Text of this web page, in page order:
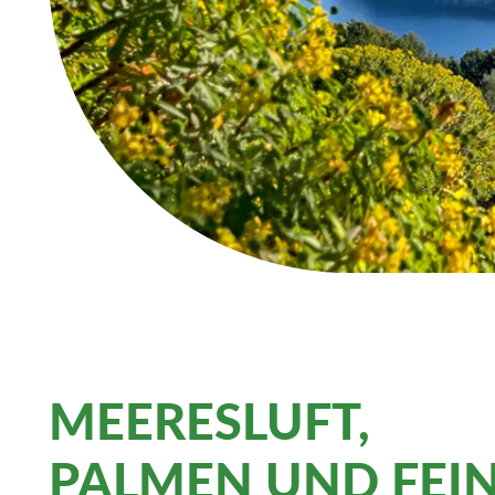
MEERESLUFT,
PALMEN UND